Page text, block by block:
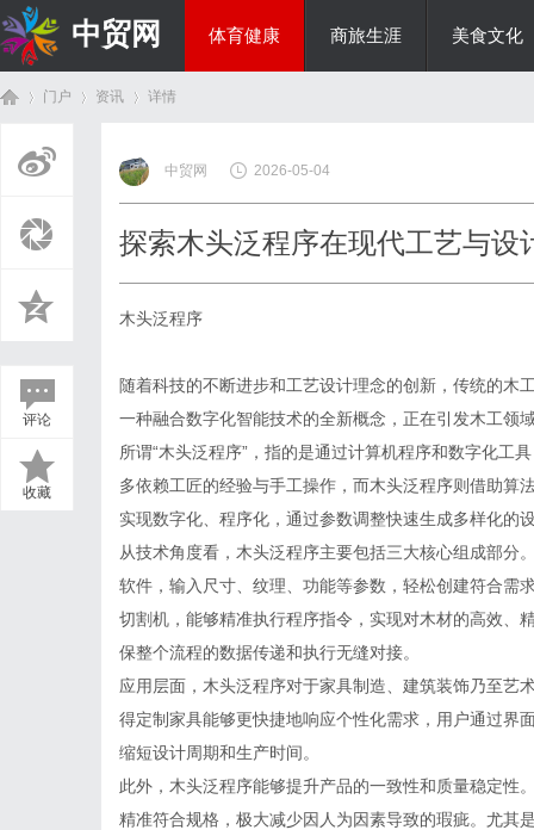
中贸网 体育健康 商旅生涯 美食文化
门户 资讯
›
详情
评论
收藏
中贸网 2026-05-04
探索木头泛程序在现代工艺与设
木头泛程序
随着科技的不断进步和工艺设计理念的创新，传统的木
一种融合数字化智能技术的全新概念，正在引发木工领
所谓“木头泛程序”，指的是通过计算机程序和数字化工
多依赖工匠的经验与手工操作，而木头泛程序则借助算
实现数字化、程序化，通过参数调整快速生成多样化的
从技术角度看，木头泛程序主要包括三大核心组成部分
软件，输入尺寸、纹理、功能等参数，轻松创建符合需
切割机，能够精准执行程序指令，实现对木材的高效、
保整个流程的数据传递和执行无缝对接。
应用层面，木头泛程序对于家具制造、建筑装饰乃至艺
得定制家具能够更快捷地响应个性化需求，用户通过界
缩短设计周期和生产时间。
此外，木头泛程序能够提升产品的一致性和质量稳定性
精准符合规格，极大减少因人为因素导致的瑕疵。尤其